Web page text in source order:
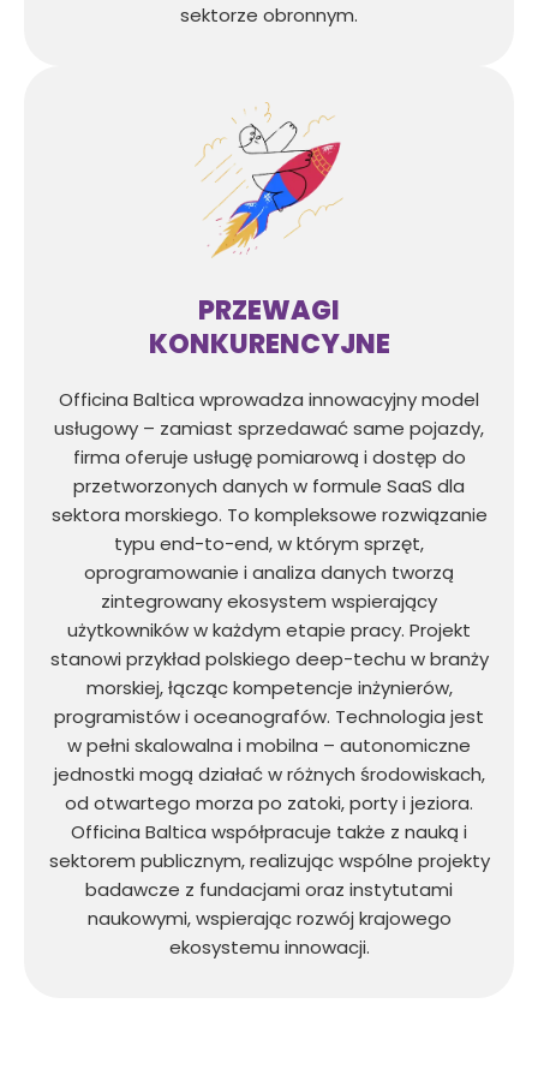
sektorze obronnym.
PRZEWAGI
KONKURENCYJNE
Officina Baltica wprowadza innowacyjny model
usługowy – zamiast sprzedawać same pojazdy,
firma oferuje usługę pomiarową i dostęp do
przetworzonych danych w formule SaaS dla
sektora morskiego. To kompleksowe rozwiązanie
typu end-to-end, w którym sprzęt,
oprogramowanie i analiza danych tworzą
zintegrowany ekosystem wspierający
użytkowników w każdym etapie pracy. Projekt
stanowi przykład polskiego deep-techu w branży
morskiej, łącząc kompetencje inżynierów,
programistów i oceanografów. Technologia jest
w pełni skalowalna i mobilna – autonomiczne
jednostki mogą działać w różnych środowiskach,
od otwartego morza po zatoki, porty i jeziora.
Officina Baltica współpracuje także z nauką i
sektorem publicznym, realizując wspólne projekty
badawcze z fundacjami oraz instytutami
naukowymi, wspierając rozwój krajowego
ekosystemu innowacji.